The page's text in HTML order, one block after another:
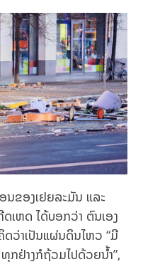
ຂອງເຢຍລະມັນ ແລະ
ເຫດ ໄດ້ບອກວ່າ ຕົນເອງ
ວ່າເປັນແຜ່ນດິນໄຫວ “ມີ
ກຢ່າງກໍຖ້ວມໄປດ້ວຍນ້ຳ”,